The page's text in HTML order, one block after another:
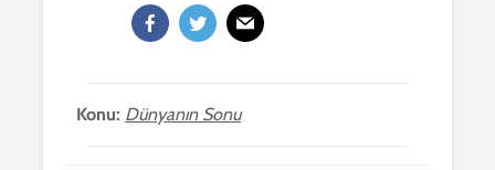
Konu: Dünyanın Sonu